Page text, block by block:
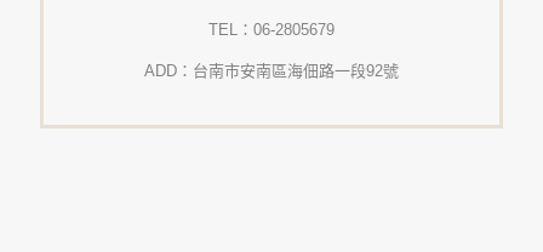
TEL：06-2805679
ADD：台南市安南區海佃路一段92號